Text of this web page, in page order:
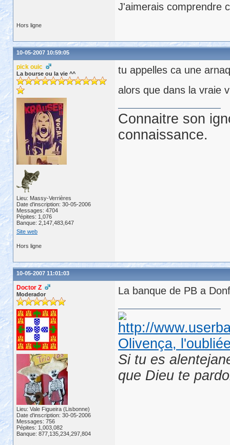
J'aimerais comprendre
Hors ligne
10-05-2007 10:59:05
pick ouic
La bourse ou la vie ^^
Lieu: Massy-Verrières
Date d'inscription: 30-05-2006
Messages: 4704
Pépites: 1,076
Banque: 2,147,483,647
Site web
tu appelles ca une
alors que dans la vraie
Connaitre son
connaissance.
Hors ligne
10-05-2007 11:01:03
Doctor Z
Moderador
Lieu: Vale Figueira (Lisbonne)
Date d'inscription: 30-05-2006
Messages: 756
Pépites: 1,003,082
Banque: 877,135,234,297,804
La banque de PB a
Olivença,
Si tu es
que Dieu te